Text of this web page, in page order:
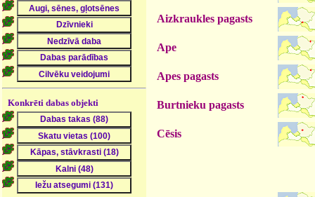
Konkrēti dabas objekti
Aizkraukles pagasts
Ape
Apes pagasts
Burtnieku pagasts
Cēsis